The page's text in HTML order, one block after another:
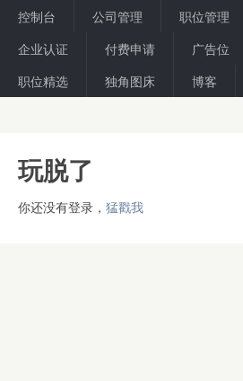
控制台 公司管理 职位管理
企业认证
付费申请 广告位
职位精选
独角图床 博客
玩脱了
你还没有登录， 猛戳我